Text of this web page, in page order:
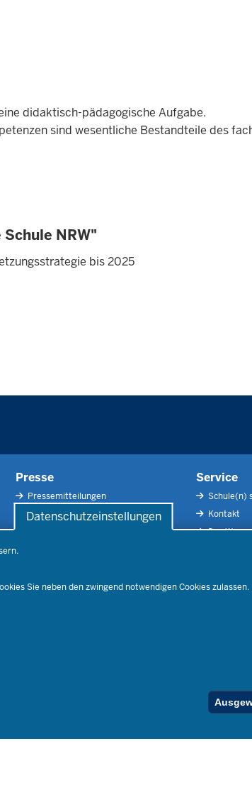
Datenschutzeinstellungen
Sie neben den zwingend notwendigen Cookies zulassen.
didaktisch-pädagogische Aufgabe.
sind wesentliche Bestandteile des
NRW"
bis 2025
Presse
Pressemitteilungen
Pressefotos
Service
Schule(n)
Kontakt
Der Weg
RSS-Feed